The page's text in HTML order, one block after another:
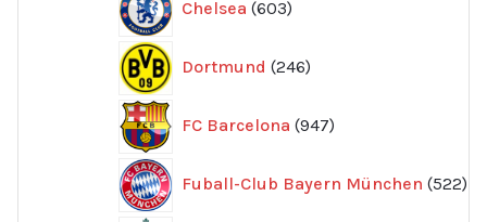
Chelsea 603
produkter
Dortmund 246
produkter
FC Barcelona 947
produkter
Fuball-Club Bayern München 522